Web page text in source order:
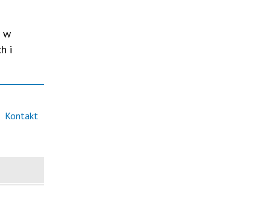
w
i
Kontakt